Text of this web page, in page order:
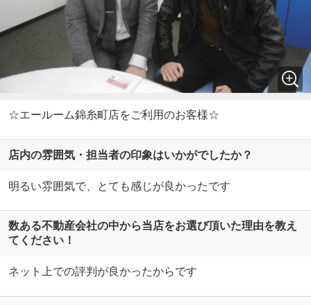
☆エールーム錦糸町店をご利用のお客様☆
店内の雰囲気・担当者の印象はいかがでしたか？
明るい雰囲気で、とても感じが良かったです
数ある不動産会社の中から当店をお選び頂いた理由を教え
てください！
ネット上での評判が良かったからです